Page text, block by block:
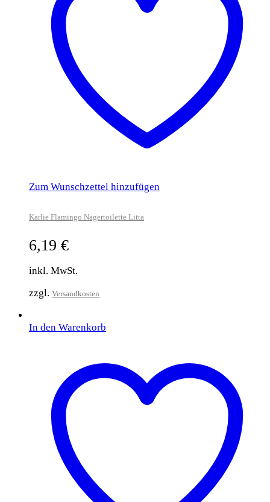
Zum Wunschzettel hinzufügen
Karlie Flamingo Nagertoilette Litta
6,19 €
inkl. MwSt.
zzgl. Versandkosten
In den Warenkorb